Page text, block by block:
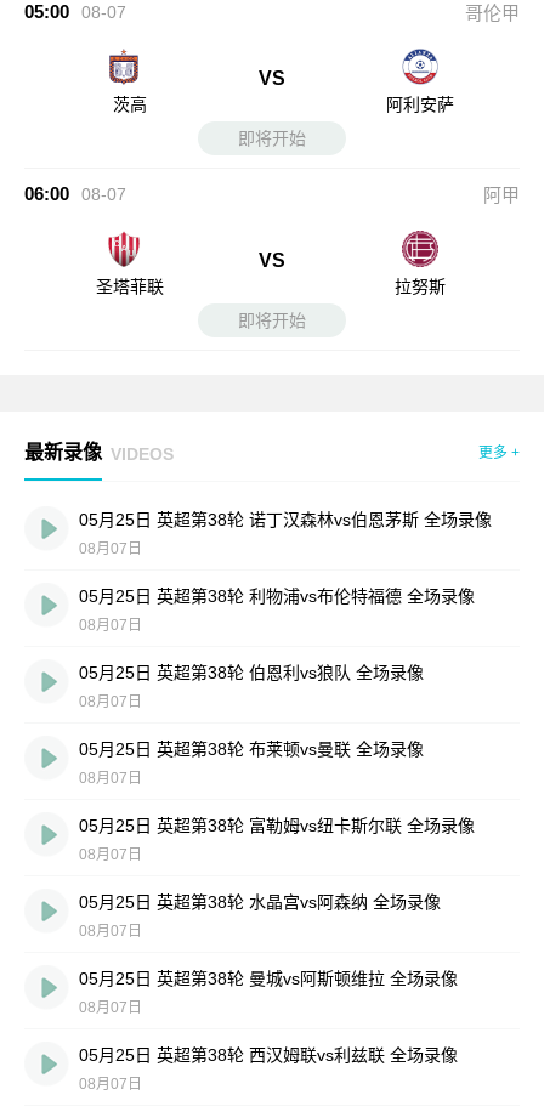
05:00 08-07 哥伦甲
茨高
VS
阿利安萨
即将开始
06:00 08-07 阿甲
圣塔菲联
VS
拉努斯
即将开始
最新录像 VIDEOS 更多 +
05月25日 英超第38轮 诺丁汉森林vs伯恩茅斯 全场录像
08月07日
05月25日 英超第38轮 利物浦vs布伦特福德 全场录像
08月07日
05月25日 英超第38轮 伯恩利vs狼队 全场录像
08月07日
05月25日 英超第38轮 布莱顿vs曼联 全场录像
08月07日
05月25日 英超第38轮 富勒姆vs纽卡斯尔联 全场录像
08月07日
05月25日 英超第38轮 水晶宫vs阿森纳 全场录像
08月07日
05月25日 英超第38轮 曼城vs阿斯顿维拉 全场录像
08月07日
05月25日 英超第38轮 西汉姆联vs利兹联 全场录像
08月07日